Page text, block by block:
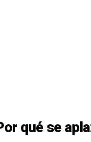
qué se